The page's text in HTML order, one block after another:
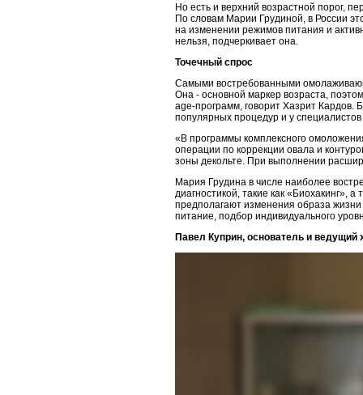
Но есть и верхний возрастной порог,
По словам Марии Грудиной, в России
на изменении режимов питания и
нельзя, подчеркивает она.
Точечный спрос
Самыми востребованными
Она - основной маркер возраста,
age-программ, говорит Хазрит Кардов.
популярных процедур и у
«В программы комплексного
операции по коррекции овала и
зоны декольте. При выполнении
Мария Грудина в числе наиболее
диагностикой, такие как «Биохакинг»,
предполагают изменения образа
питание, подбор индивидуального
Павел Куприн, основатель и ведущий